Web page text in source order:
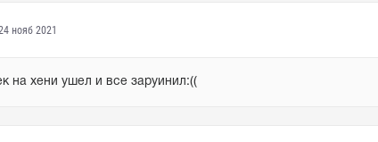
нояб 2021
на хени ушел и все заруинил:((